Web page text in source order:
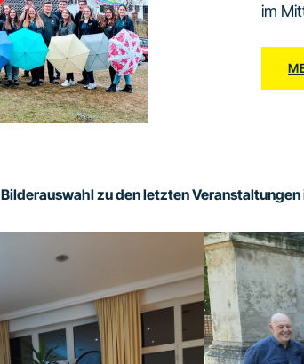
im
Bilderauswahl zu den letzten